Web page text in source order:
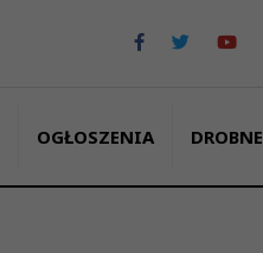
OGŁOSZENIA DROBNE